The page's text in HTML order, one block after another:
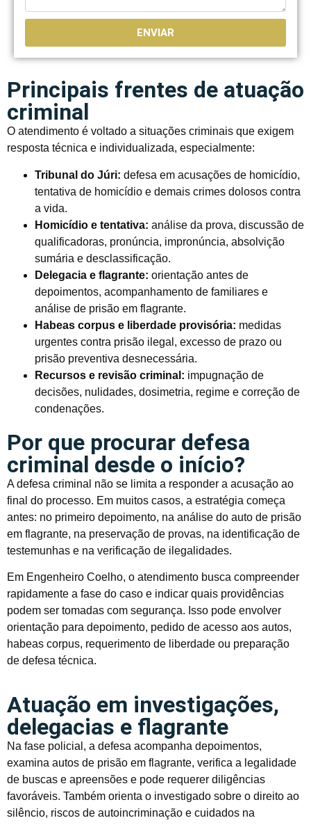
ENVIAR
Principais frentes de atuação
criminal
O atendimento é voltado a situações criminais que exigem
resposta técnica e individualizada, especialmente:
Tribunal do Júri: defesa em acusações de homicídio,
tentativa de homicídio e demais crimes dolosos contra
a vida.
Homicídio e tentativa: análise da prova, discussão de
qualificadoras, pronúncia, impronúncia, absolvição
sumária e desclassificação.
Delegacia e flagrante: orientação antes de
depoimentos, acompanhamento de familiares e
análise de prisão em flagrante.
Habeas corpus e liberdade provisória: medidas
urgentes contra prisão ilegal, excesso de prazo ou
prisão preventiva desnecessária.
Recursos e revisão criminal: impugnação de
decisões, nulidades, dosimetria, regime e correção de
condenações.
Por que procurar defesa
criminal desde o início?
A defesa criminal não se limita a responder a acusação ao
final do processo. Em muitos casos, a estratégia começa
antes: no primeiro depoimento, na análise do auto de prisão
em flagrante, na preservação de provas, na identificação de
testemunhas e na verificação de ilegalidades.
Em Engenheiro Coelho, o atendimento busca compreender
rapidamente a fase do caso e indicar quais providências
podem ser tomadas com segurança. Isso pode envolver
orientação para depoimento, pedido de acesso aos autos,
habeas corpus, requerimento de liberdade ou preparação
de defesa técnica.
Atuação em investigações,
delegacias e flagrante
Na fase policial, a defesa acompanha depoimentos,
examina autos de prisão em flagrante, verifica a legalidade
de buscas e apreensões e pode requerer diligências
favoráveis. Também orienta o investigado sobre o direito ao
silêncio, riscos de autoincriminação e cuidados na